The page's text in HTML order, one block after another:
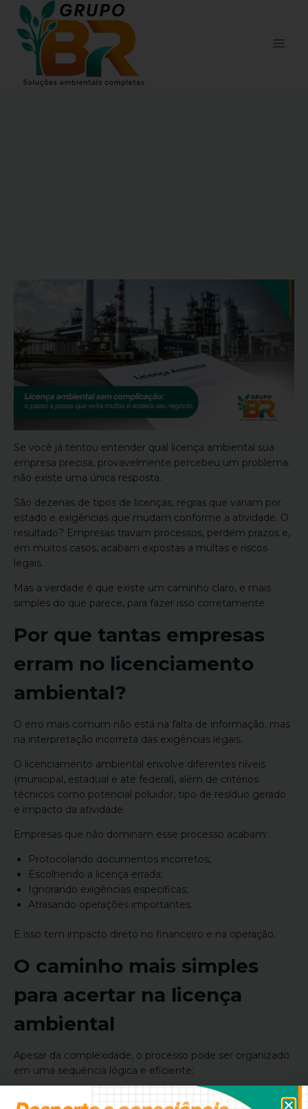
Se você já tentou entender qual licença ambiental sua
empresa precisa, provavelmente percebeu um problema:
não existe uma única resposta.
São dezenas de tipos de licenças, regras que variam por
estado e exigências que mudam conforme a atividade. O
resultado? Empresas travam processos, perdem prazos e,
em muitos casos, acabam expostas a multas e riscos
legais.
Mas a verdade é que existe um caminho claro, e mais
simples do que parece, para fazer isso corretamente.
Por que tantas empresas
erram no licenciamento
ambiental?
O erro mais comum não está na falta de informação, mas
na interpretação incorreta das exigências legais.
O licenciamento ambiental envolve diferentes níveis
(municipal, estadual e até federal), além de critérios
técnicos como potencial poluidor, tipo de resíduo gerado
e impacto da atividade.
Empresas que não dominam esse processo acabam:
Protocolando documentos incorretos;
Escolhendo a licença errada;
Ignorando exigências específicas;
Atrasando operações importantes.
E isso tem impacto direto no financeiro e na operação.
O caminho mais simples
para acertar na licença
ambiental
Apesar da complexidade, o processo pode ser organizado
em uma sequência lógica e eficiente:
1. Identificar o enquadramento